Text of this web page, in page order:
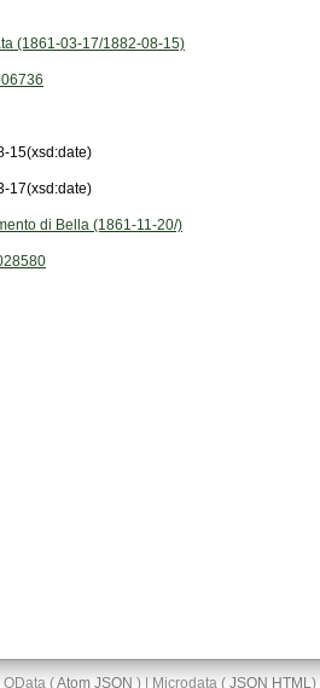
(1861-03-17/1882-08-15)
15(xsd:date)
17(xsd:date)
di Bella (1861-11-20/)
(Atom JSON ) | Microdata ( JSON HTML) |